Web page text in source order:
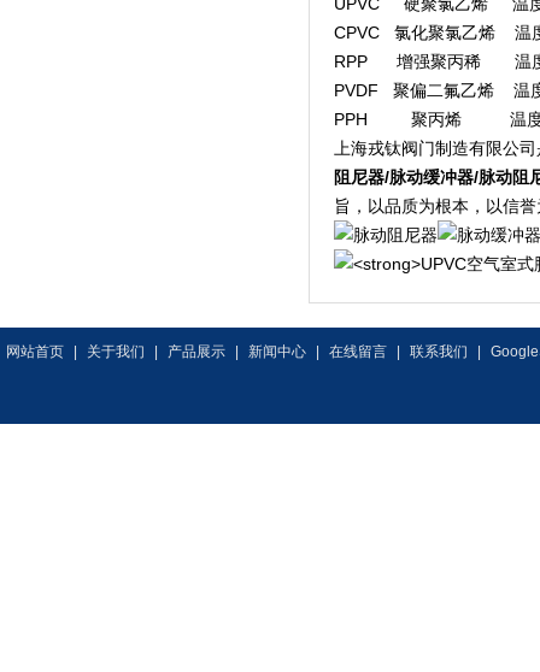
CPVC 氯化聚氯乙烯 温
RPP 增强聚丙稀 温
PVDF 聚偏二氟乙烯 温
PPH 聚丙烯 温度-
上海戎钛阀门制造有限公
阻尼器/脉动缓冲器/脉动阻
旨，以品质为根本，以信
网站首页 关于我们 产品展示 新闻中心 在线留言 联系我们